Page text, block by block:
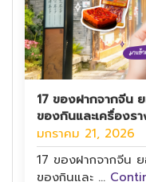
17 ของฝากจากจีน
ของกินและเครื่องร
มกราคม 21, 2026
17 ของฝากจากจีน
ของกินและ …